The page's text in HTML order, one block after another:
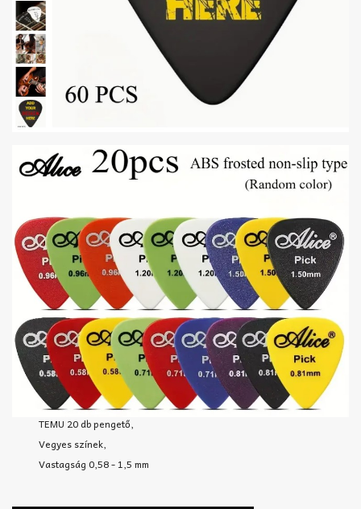
TEMU 20 db pengető,
Vegyes színek,
Vastagság 0,58 - 1,5 mm